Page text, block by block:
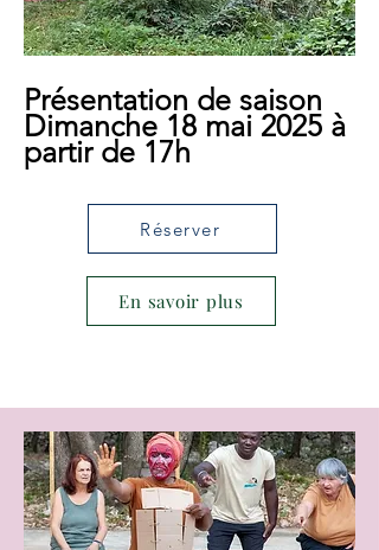
Présentation de saison
Dimanche 18 mai 2025 à
partir de 17h
Réserver
En savoir plus